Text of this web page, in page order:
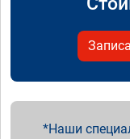
Наши